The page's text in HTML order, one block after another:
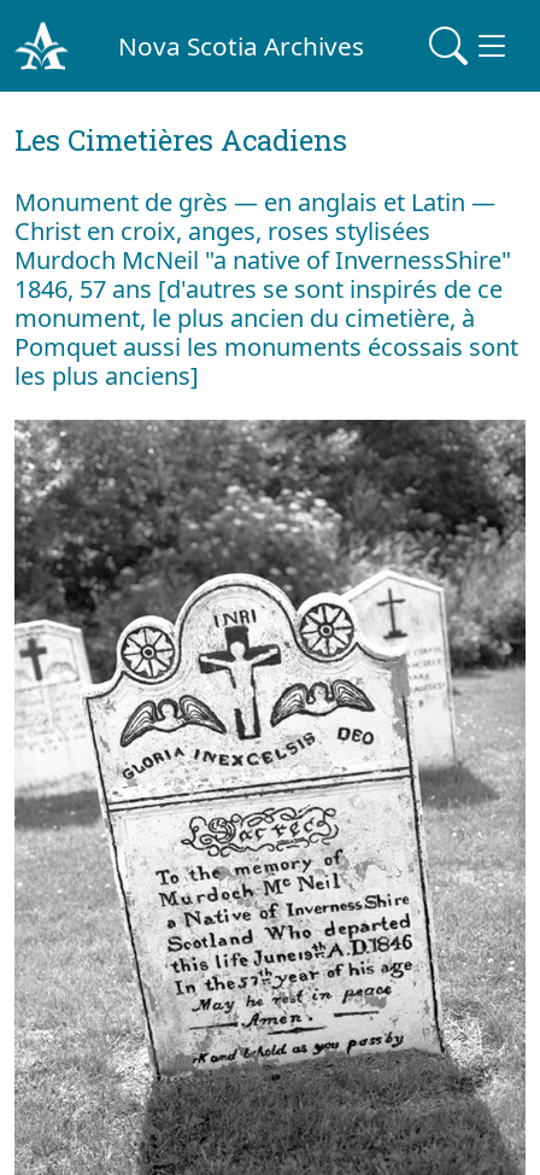
Nova Scotia Archives
Les Cimetières Acadiens
Monument de grès — en anglais et Latin —
Christ en croix, anges, roses stylisées
Murdoch McNeil "a native of InvernessShire"
1846, 57 ans [d'autres se sont inspirés de ce
monument, le plus ancien du cimetière, à
Pomquet aussi les monuments écossais sont
les plus anciens]